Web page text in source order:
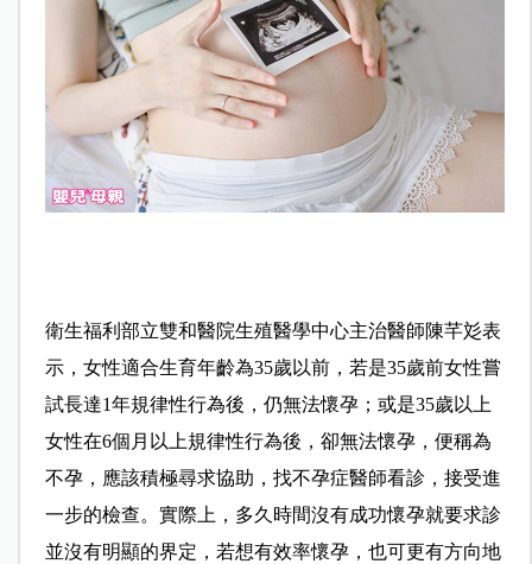
衛生福利部立雙和醫院生殖醫學中心主治醫師陳芊彣表
示，女性適合生育年齡為35歲以前，若是35歲前女性嘗
試長達1年規律性行為後，仍無法懷孕；或是35歲以上
女性在6個月以上規律性行為後，卻無法懷孕，便稱為
不孕，應該積極尋求協助，找不孕症醫師看診，接受進
一步的檢查。實際上，多久時間沒有成功懷孕就要求診
並沒有明顯的界定，若想有效率懷孕，也可更有方向地